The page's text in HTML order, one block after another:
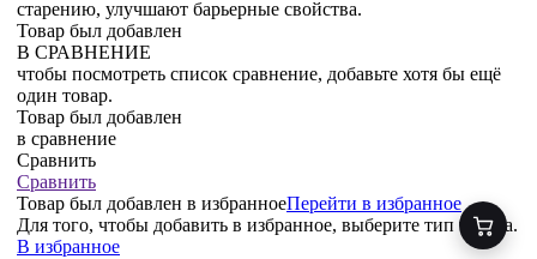
старению, улучшают барьерные свойства.
Товар был добавлен
В СРАВНЕНИЕ
чтобы посмотреть список сравнение, добавьте хотя бы ещё
один товар.
Товар был добавлен
в сравнение
Сравнить
Сравнить
Товар был добавлен в избранноеПерейти в избранное
Для того, чтобы добавить в избранное, выберите тип товара.
В избранное